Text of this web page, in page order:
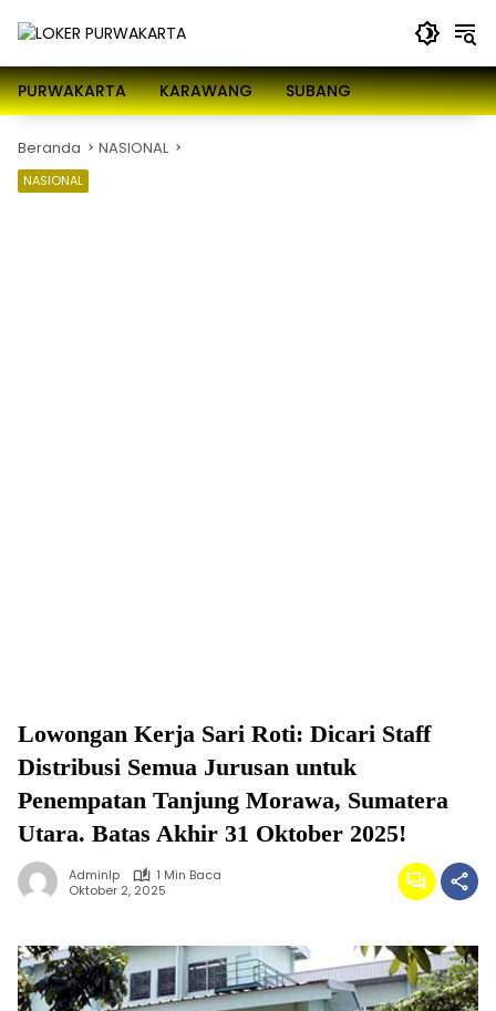
PURWAKARTA
KARAWANG SUBANG
Beranda NASIONAL
NASIONAL
Lowongan Kerja Sari Roti: Dicari Staff
Distribusi Semua Jurusan untuk
Penempatan Tanjung Morawa, Sumatera
Utara. Batas Akhir 31 Oktober 2025!
Adminlp
1 Min Baca
Oktober 2, 2025